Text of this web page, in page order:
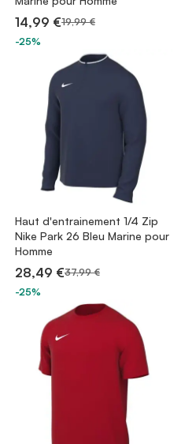
14,99 €19,99 €
-25%
Haut d'entrainement 1/4 Zip
Nike Park 26 Bleu Marine pour
Homme
28,49 €37,99 €
-25%